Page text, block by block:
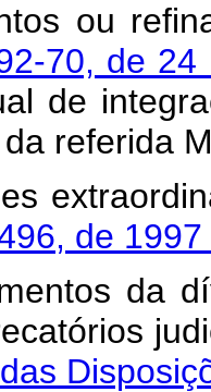
ou
70, de
de
referida
de 1997
da